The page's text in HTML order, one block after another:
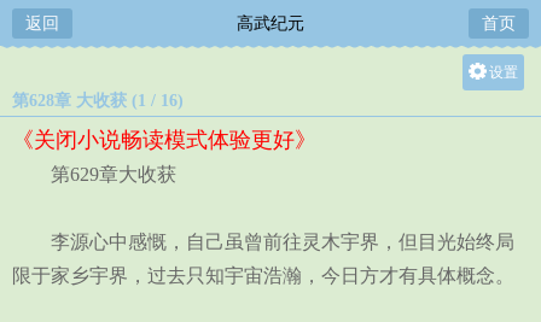
返回 高武纪元 首页
设置
第628章 大收获 (1 / 16)
《关闭小说畅读模式体验更好》
第629章大收获
李源心中感慨，自己虽曾前往灵木宇界，但目光始终局
限于家乡宇界，过去只知宇宙浩瀚，今日方才有具体概念。